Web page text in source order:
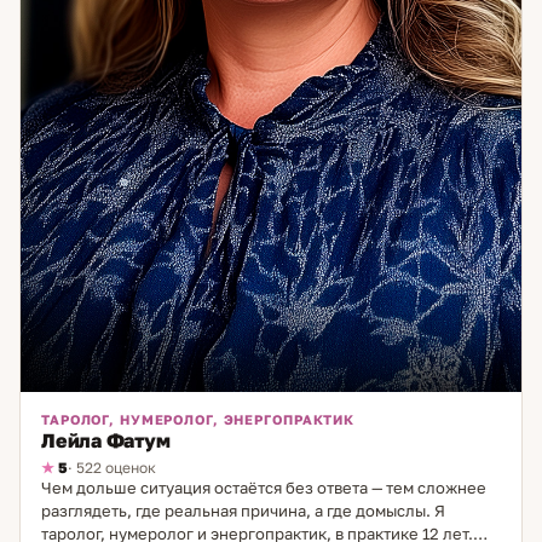
ТАРОЛОГ, НУМЕРОЛОГ, ЭНЕРГОПРАКТИК
Лейла Фатум
5· 522 оценок
Чем дольше ситуация остаётся без ответа — тем сложнее
разглядеть, где реальная причина, а где домыслы. Я
таролог, нумеролог и энергопрактик, в практике 12 лет.